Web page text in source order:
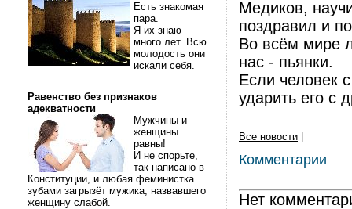
Есть знакомая
пара.
Я их знаю
много лет. Всю
молодость они
искали себя.
Равенство без признаков
адекватности
Мужчины и
женщины
равны!
И не спорьте,
так написано в
Конституции, и любая феминистка
зубами загрызёт мужика, назвавшего
женщину слабой.
Медиков,
поздравил и
Во всём мире
нас - пьянки.
Если человек
ударить его с
Все новости
Комментарии
Нет